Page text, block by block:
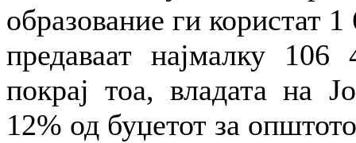
образование ги користат
предаваат најмалку
покрај тоа, владата на
12% од буџетот за